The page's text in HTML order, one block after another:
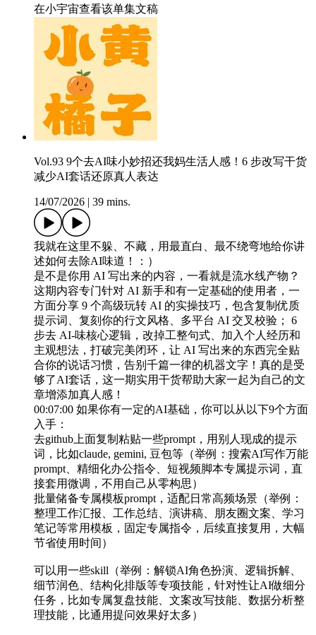
在小宇宙查看该单集文稿
Vol.93 9个去AI味小妙招还我妈生活人感！6 步改写干货
减少AI套话还原真人表达
14/07/2026 39 mins.
我就在这里不躲、不藏，用最直白、最不绕弯地给你讲
述如何去除AI味道！：）
是不是你用 AI 写出来的内容，一看就是流水线产物？
这期内容专门针对 AI 新手和有一定基础的使用者，一
方面分享 9 个高级玩转 AI 的实操技巧，包含复制优质
提示词、复刻你的行文风格、多平台 AI 交叉校验； 6
步去 AI‑味核心逻辑，改掉工整句式、加入个人经历和
主观想法，打破完美闭环，让 AI 写出来的东西完全贴
合你的说话习惯，告别千篇一律的机器文字！真的是受
够了AI套话，这一期实用干货帮助大家一起为自己的文
章增添加真人感！
00:07:00 如果你有一定的AI基础，你可以从以下9个方面
入手：
去github上面复制粘贴一些prompt，用别人现成的提示
词，比如claude, gemini, 豆包等（举例：搜索AI写作万能
prompt、精细化办公指令、短视频脚本专属提示词，直
接套用微调，不用自己从零构思）
批量储备专属模板prompt，适配日常高频场景（举例：
整理工作汇报、工作总结、演讲稿、朋友圈文案、学习
笔记等常用模板，固定专属指令，后续直接复用，大幅
节省使用时间）
可以用一些skill（举例：解锁AI角色扮演、逻辑拆解、
细节润色、结构化排版等专项技能，针对性让AI做细分
任务，比如专属复盘技能、文案改写技能、数据分析整
理技能，比通用提问效果好太多）